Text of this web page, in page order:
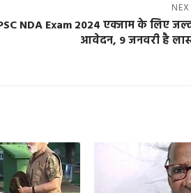
NDA Exam 2024 एक्जाम के लिए
आवेदन, 9 जनवरी है